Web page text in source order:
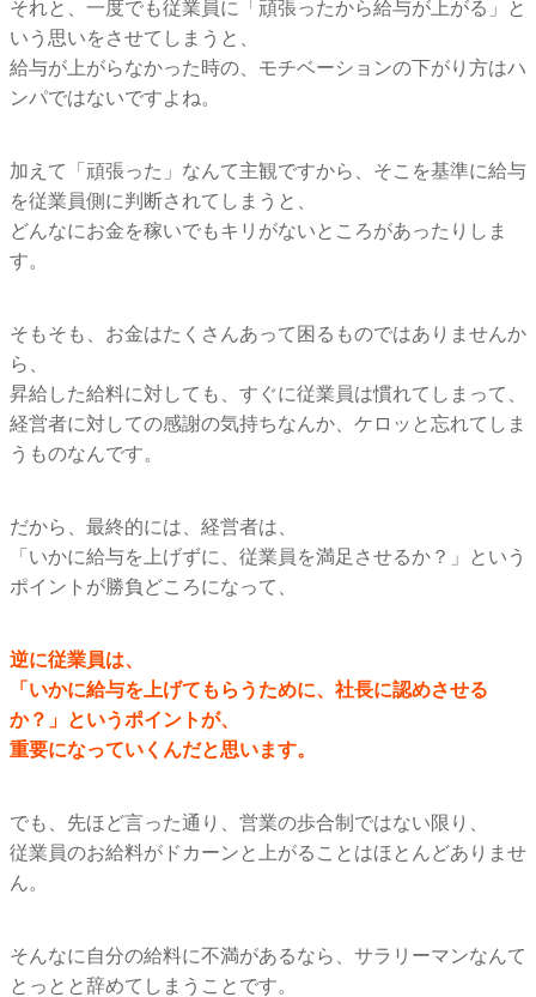
それと、一度でも従業員に「頑張ったから給与が上がる」
と
いう思いをさせてしまうと、
給与が上がらなかった時の、 モチベーションの下がり方はハ
ンパではないですよね。
加えて「頑張った」なんて主観ですから、 そこを基準に給与
を従業員側に判断されてしまうと、
どんなにお金を稼いでもキリがないところがあったりしま
す。
そもそも、お金はたくさんあって困るものではありませんか
ら、
昇給した給料に対しても、すぐに従業員は慣れてしまって、
経営者に対しての感謝の気持ちなんか、 ケロッと忘れてしま
うものなんです。
だから、最終的には、経営者は、
「いかに給与を上げずに、従業員を満足させるか？」
という
ポイントが勝負どころになって、
逆に従業員は、
「いかに給与を上げてもらうために、社長に認めさせる
か？」 というポイントが、
重要になっていくんだと思います。
でも、先ほど言った通り、営業の歩合制ではない限り、
従業員のお給料がドカーンと上がることはほとんどありませ
ん。
そんなに自分の給料に不満があるなら、 サラリーマンなんて
とっとと辞めてしまうことです。